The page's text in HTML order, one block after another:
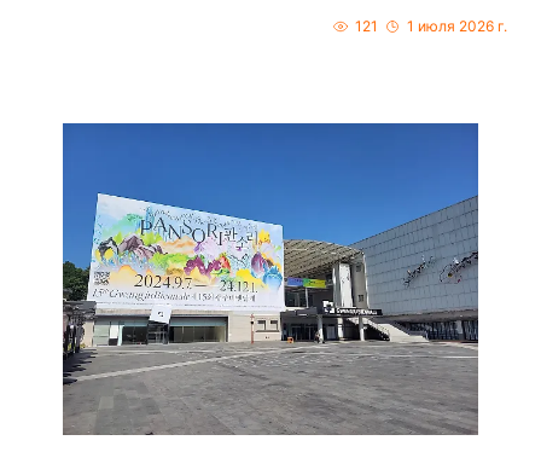
121 1 июля 2026 г.